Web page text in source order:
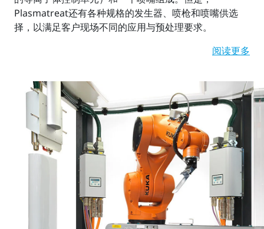
Plasmatreat还有各种规格的发生器、喷枪和喷嘴供选
择，以满足客户现场不同的应用与预处理要求。
阅读更多